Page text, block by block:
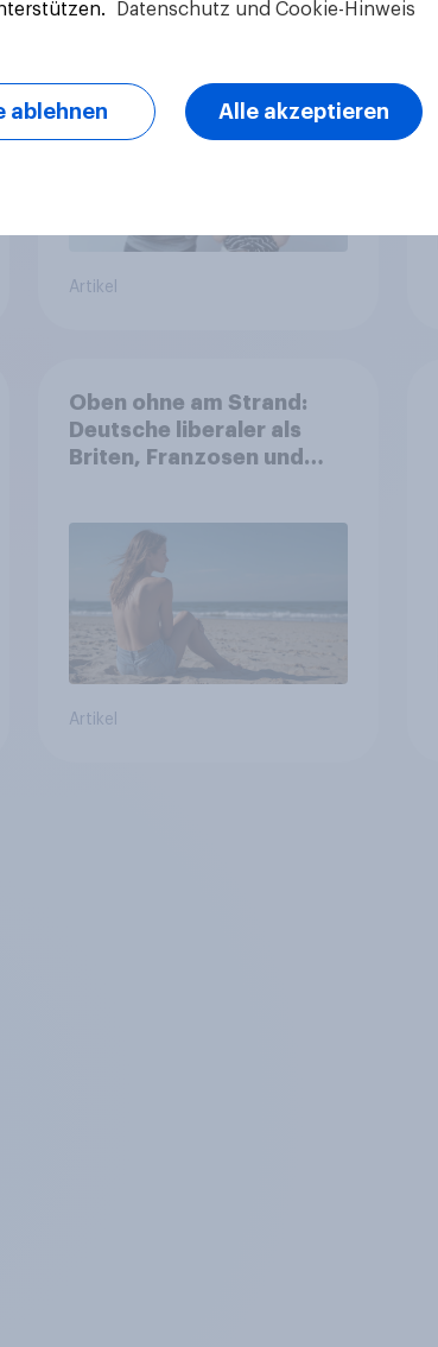
Artikel
Oben ohne am Strand:
Deutsche liberaler als
Briten, Franzosen und
Artikel
Datenschutz und Cookie-Hinweis
ablehnen Alle akzeptieren